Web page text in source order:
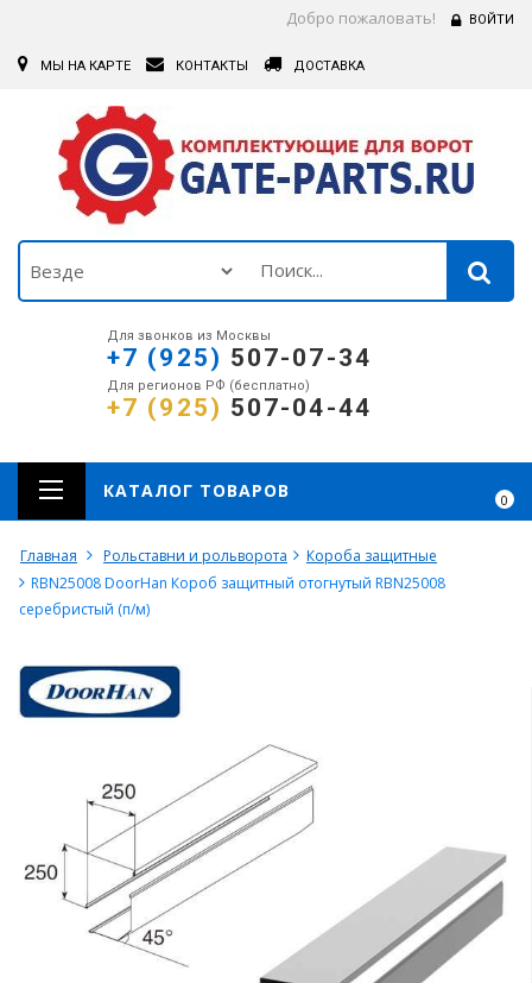
Добро пожаловать! ВОЙТИ
МЫ НА КАРТЕ КОНТАКТЫ ДОСТАВКА
Для звонков из Москвы
+7 (925) 507-07-34
Для регионов РФ (бесплатно)
+7 (925) 507-04-44
0
КАТАЛОГ ТОВАРОВ
Главная Рольставни и рольворота
Короба защитные
RBN25008 DoorHan Короб защитный отогнутый RBN25008
серебристый (п/м)